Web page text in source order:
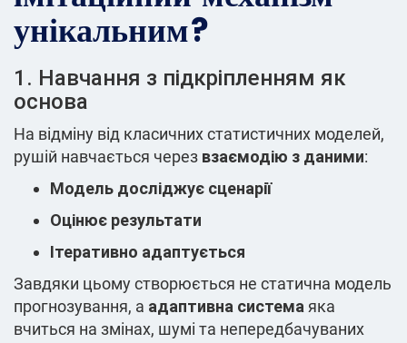
унікальним?
1. Навчання з підкріпленням як
основа
На відміну від класичних статистичних моделей,
рушій навчається через взаємодію з даними:
Модель досліджує сценарії
Оцінює результати
Ітеративно адаптується
Завдяки цьому створюється не статична модель
прогнозування, а адаптивна система яка
вчиться на змінах, шумі та непередбачуваних